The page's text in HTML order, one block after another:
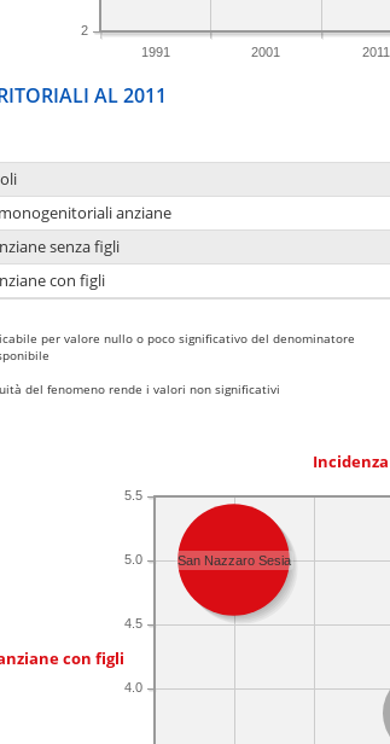
1991 2001 2011
2
AL 2011
anziane
senza figli
con figli
per valore nullo o poco significativo del denominatore
del fenomeno rende i valori non significativi
con figli
4.0
4.5
5.0
5.5
San Nazzaro Sesia